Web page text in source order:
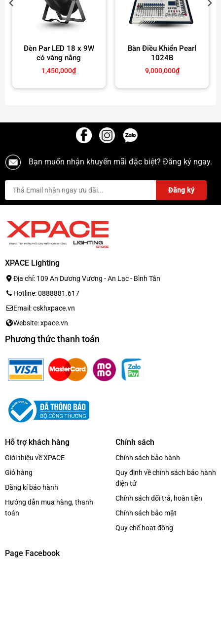
Đèn Par LED 18 x 9W
có vàng nắng
1,450,000₫
Bàn Điều Khiển Pearl
1024B
9,000,000₫
Bạn muốn nhận khuyến mãi đặc biệt? Đăng ký ngay.
XPACE Lighting
Địa chỉ: 109 An Dương Vương - An Lạc - Bình Tân
Hotline: 0888881.617
Email: cskhxpace.vn
Website: xpace.vn
Phương thức thanh toán
Hỗ trợ khách hàng
Giới thiệu về XPACE
Giỏ hàng
Đăng kí bảo hành
Hướng dẫn mua hàng, thanh
toán
Chính sách
Chính sách bảo hành
Quy định về chính sách bảo hành
điện tử
Chính sách đổi trả, hoàn tiền
Chính sách bảo mật
Quy chế hoạt động
Page Facebook